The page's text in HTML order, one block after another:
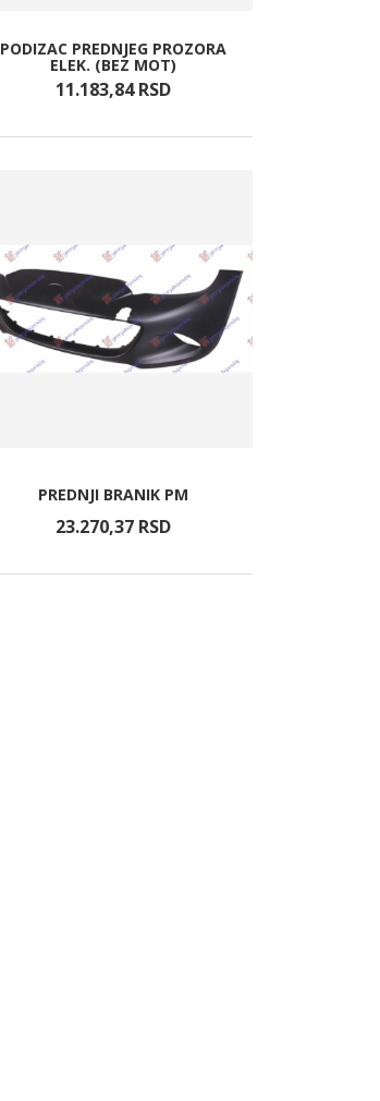
PODIZAC PREDNJEG PROZORA
ELEK. (BEZ MOT)
11.183,84 RSD
PREDNJI BRANIK PM
23.270,37 RSD